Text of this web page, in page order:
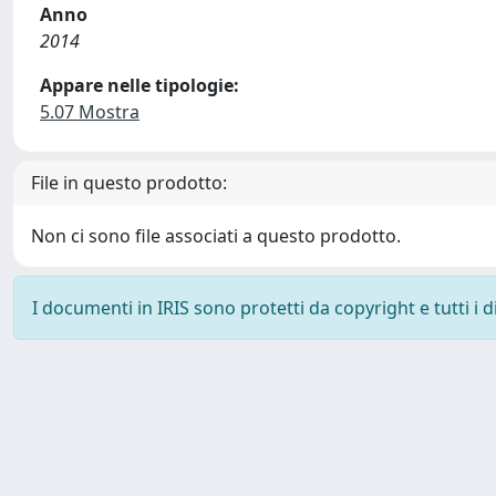
Anno
2014
Appare nelle tipologie:
5.07 Mostra
File in questo prodotto:
Non ci sono file associati a questo prodotto.
I documenti in IRIS sono protetti da copyright e tutti i